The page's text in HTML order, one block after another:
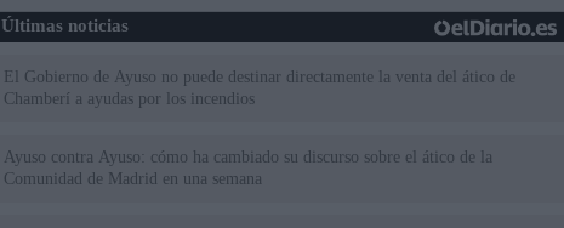
Últimas noticias
El Gobierno de Ayuso no puede destinar directamente la venta del ático de
Chamberí a ayudas por los incendios
Ayuso contra Ayuso: cómo ha cambiado su discurso sobre el ático de la
Comunidad de Madrid en una semana